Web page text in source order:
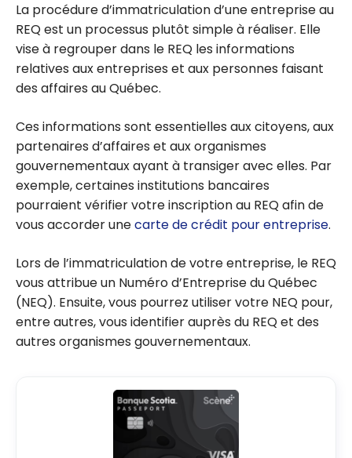
La procédure d’immatriculation d’une entreprise au
REQ est un processus plutôt simple à réaliser. Elle
vise à regrouper dans le REQ les informations
relatives aux entreprises et aux personnes faisant
des affaires au Québec.
Ces informations sont essentielles aux citoyens, aux
partenaires d’affaires et aux organismes
gouvernementaux ayant à transiger avec elles. Par
exemple, certaines institutions bancaires
pourraient vérifier votre inscription au REQ afin de
vous accorder unecarte de crédit pour entreprise.
Lors de l’immatriculation de votre entreprise, le REQ
vous attribue un Numéro d’Entreprise du Québec
(NEQ). Ensuite, vous pourrez utiliser votre NEQ pour,
entre autres, vous identifier auprès du REQ et des
autres organismes gouvernementaux.